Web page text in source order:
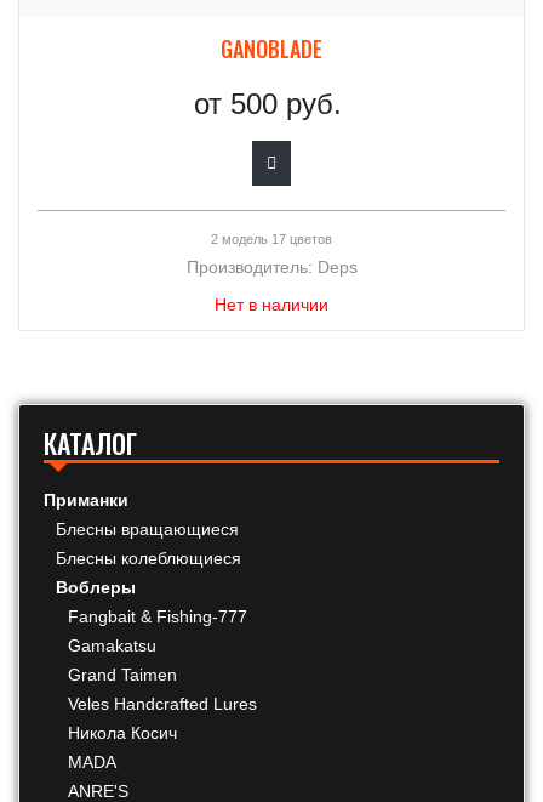
GANOBLADE
от 500 руб.
2 модель 17 цветов
Производитель: Deps
Нет в наличии
КАТАЛОГ
Приманки
Блесны вращающиеся
Блесны колеблющиеся
Воблеры
Fangbait & Fishing-777
Gamakatsu
Grand Taimen
Veles Handcrafted Lures
Никола Косич
MADA
ANRE'S